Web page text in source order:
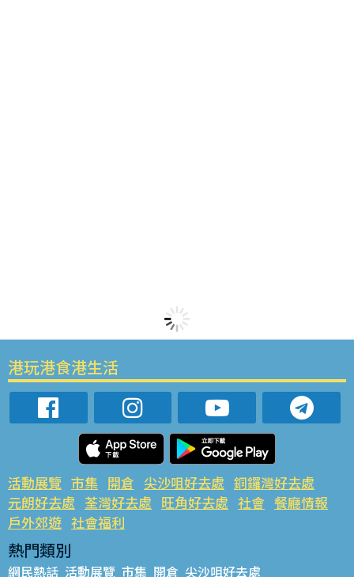
港玩港食港生活
活動展覽 市集 開倉 尖沙咀好去處 銅鑼灣好去處
元朗好去處 荃灣好去處 旺角好去處 社會 餐廳情報
戶外郊遊 社會福利
熱門類別
網民熱話 活動展覽 市集 開倉 尖沙咀好去處